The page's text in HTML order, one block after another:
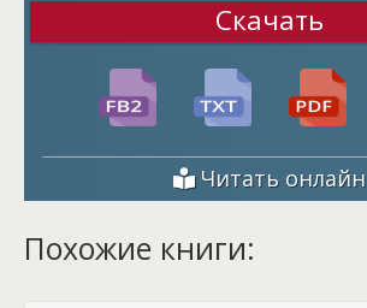
Скачать
Читать онлайн
Похожие книги: